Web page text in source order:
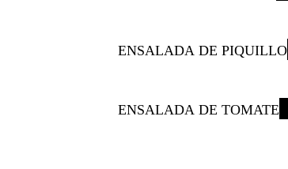
ENSALADA DE PIQUILLO
ENSALADA DE TOMATE